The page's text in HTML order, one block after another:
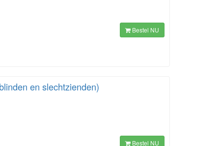
Bestel NU
en slechtzienden)
Bestel NU